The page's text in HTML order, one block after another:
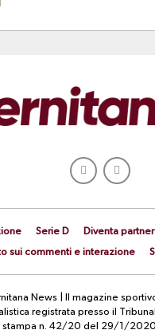
Serie D Diventa partner
sui commenti e interazione
News | Il magazine
registrata presso il
stampa n. 42/20 del 29/1/